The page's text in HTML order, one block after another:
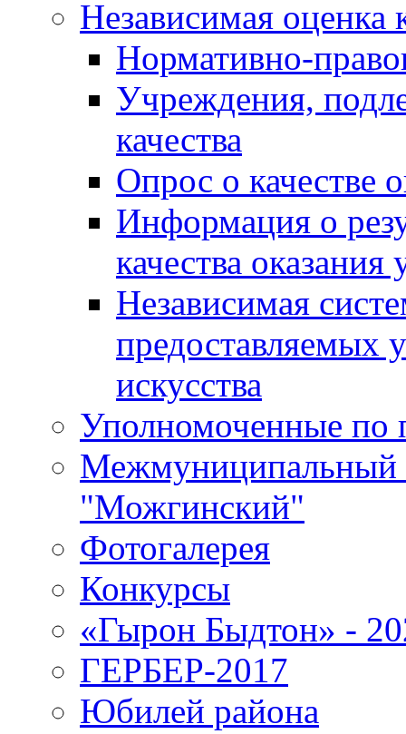
Независимая оценка
Нормативно-
Учреждения,
качества
Опрос о качестве
Информация о
качества оказания
Независимая
предоставляемых
искусства
Уполномоченные по
Межмуниципальный
"Можгинский"
Фотогалерея
Конкурсы
«Гырон Быдтон» -
ГЕРБЕР-2017
Юбилей района